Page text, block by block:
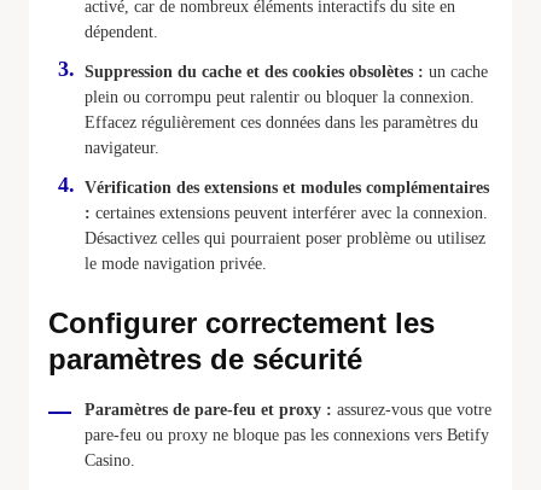
activé, car de nombreux éléments interactifs du site en
dépendent.
Suppression du cache et des cookies obsolètes : un cache
plein ou corrompu peut ralentir ou bloquer la connexion.
Effacez régulièrement ces données dans les paramètres du
navigateur.
Vérification des extensions et modules complémentaires
: certaines extensions peuvent interférer avec la connexion.
Désactivez celles qui pourraient poser problème ou utilisez
le mode navigation privée.
Configurer correctement les
paramètres de sécurité
Paramètres de pare-feu et proxy : assurez-vous que votre
pare-feu ou proxy ne bloque pas les connexions vers Betify
Casino.